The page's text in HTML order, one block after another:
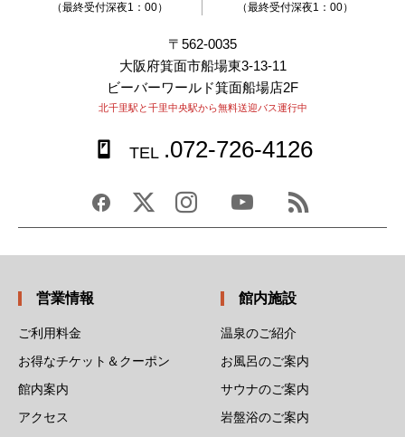
（最終受付深夜1：00） （最終受付深夜1：00）
〒562-0035
大阪府箕面市船場東3-13-11
ビーバーワールド箕面船場店2F
北千里駅と千里中央駅から無料送迎バス運行中
TEL .072-726-4126
営業情報
ご利用料金
お得なチケット＆クーポン
館内案内
アクセス
館内施設
温泉のご紹介
お風呂のご案内
サウナのご案内
岩盤浴のご案内